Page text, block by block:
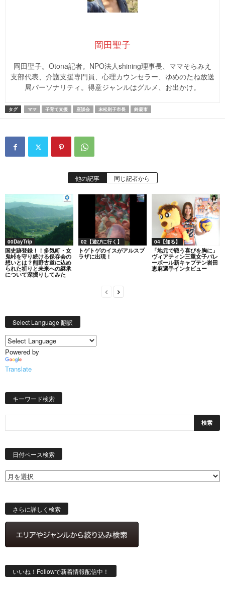
岡田聖子
岡田聖子。Otona記者。NPO法人shining理事長、ママそらみえ
支部代表、介護支援専門員、心理カウンセラー、ゆめのたね放送
局パーソナリティ。得意ジャンルはグルメ、お出かけ。
タグ ママ 子育て支援 座談会 末松則子市長 鈴鹿市
他の記事 同じ記者から
00DayTrip
国史跡登録！！多気町・女
鬼峠を守り続ける保存会の
想いとは？熊野古道に込め
られた祈りと未来への継承
について深掘りしてみた
02【遊びに行く】
トゲトゲのイスがアルスプ
ラザに出現！
04【知る】
「地元で戦う喜びを胸に」
ヴィアティン三重女子バレ
ーボール新キャプテン岩田
恵麻選手インタビュー
Select Language 翻訳
Powered by
Translate
キーワード検索
日付ベース検索
ス
索
さらに詳しく検索
いいね！Followで新着情報配信中！